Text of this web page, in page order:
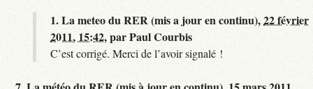
1.La meteo du RER (mis a jour en continu),22 février
2011, 15:42,parPaul Courbis
C’est corrigé. Merci de l’avoir signalé !